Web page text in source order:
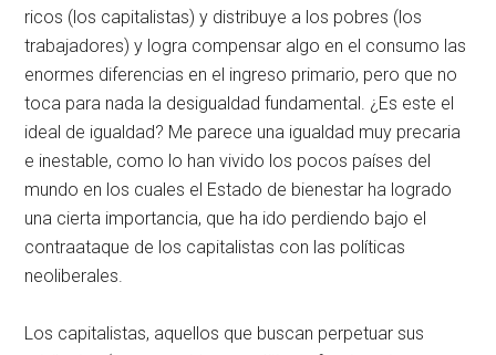
ricos (los capitalistas) y distribuye a los pobres (los
trabajadores) y logra compensar algo en el consumo las
enormes diferencias en el ingreso primario, pero que no
toca para nada la desigualdad fundamental. ¿Es este el
ideal de igualdad? Me parece una igualdad muy precaria
e inestable, como lo han vivido los pocos países del
mundo en los cuales el Estado de bienestar ha logrado
una cierta importancia, que ha ido perdiendo bajo el
contraataque de los capitalistas con las políticas
neoliberales.
Los capitalistas, aquellos que buscan perpetuar sus